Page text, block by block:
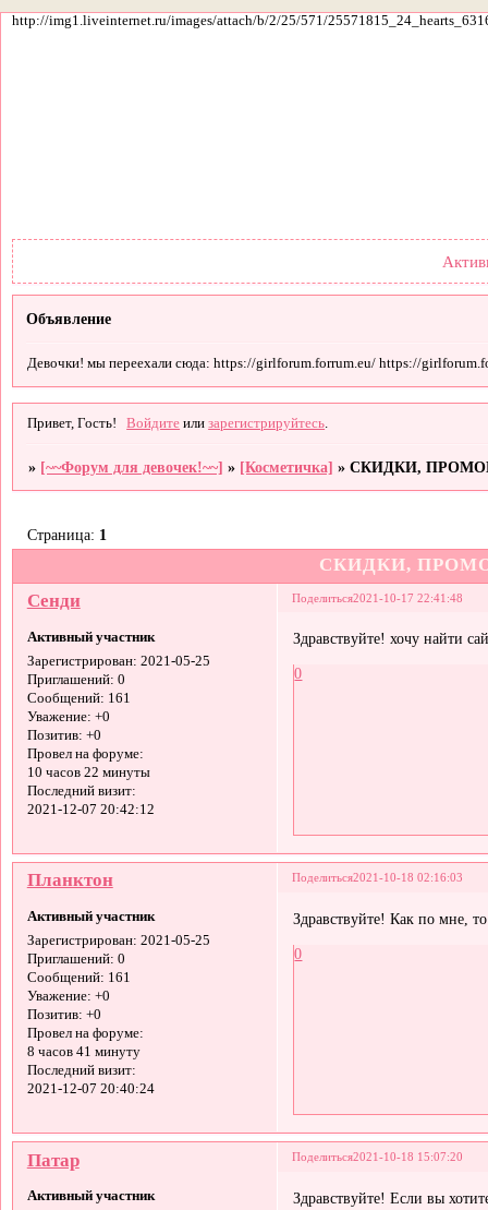
http://img1.liveinternet.ru/images/attach/b/2/25/571/
Объявление
Девочки! мы переехали сюда: https://girlforum.forrum.eu/ https://
Привет, Гость! Войдите илизарегистрируйтесь
» [~~Форум для девочек!~~] » [Косметичка] »СКИДКИ,
СКИДКИ,
Страница: 1
Поделиться2021-10-17 22:41:48
Сенди
Активный участник
Зарегистрирован: 2021-05-25
Приглашений: 0
Сообщений: 161
Уважение: +0
Позитив: +0
Провел на форуме:
10 часов 22 минуты
Последний визит:
2021-12-07 20:42:12
Здравствуйте! хочу найти
0
Поделиться2021-10-18 02:16:03
Планктон
Активный участник
Зарегистрирован: 2021-05-25
Приглашений: 0
Сообщений: 161
Уважение: +0
Позитив: +0
Провел на форуме:
8 часов 41 минуту
Последний визит:
2021-12-07 20:40:24
Здравствуйте! Как по мне,
0
Поделиться2021-10-18 15:07:20
Патар
Активный участник
Здравствуйте! Если вы